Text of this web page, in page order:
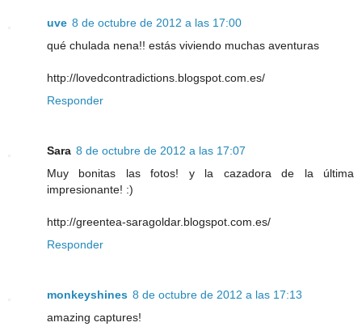
uve 8 de octubre de 2012 a las 17:00
qué chulada nena!! estás viviendo muchas aventuras
http://lovedcontradictions.blogspot.com.es/
Responder
Sara 8 de octubre de 2012 a las 17:07
Muy bonitas las fotos! y la cazadora de la última
impresionante! :)
http://greentea-saragoldar.blogspot.com.es/
Responder
monkeyshines 8 de octubre de 2012 a las 17:13
amazing captures!